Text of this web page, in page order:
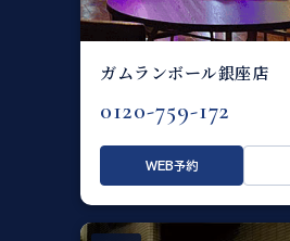
ガムランボール銀座店
0120-759-172
WEB予約